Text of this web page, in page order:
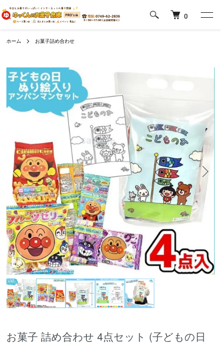
0
ホーム お菓子詰め合わせ
お菓子 詰め合わせ 4点セット (子どもの日